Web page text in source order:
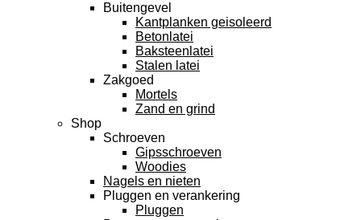
Buitengevel
Kantplanken geisoleerd
Betonlatei
Baksteenlatei
Stalen latei
Zakgoed
Mortels
Zand en grind
Shop
Schroeven
Gipsschroeven
Woodies
Nagels en nieten
Pluggen en verankering
Pluggen